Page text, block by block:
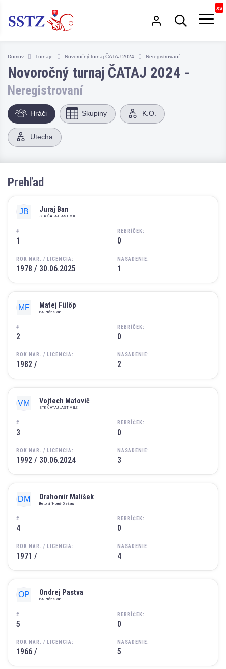
Domov Turnaje Novoročný turnaj ČATAJ 2024 Neregistrovaní
Novoročný turnaj ČATAJ 2024 -
Neregistrovaní
Hráči Skupiny K.O.
Utecha
Prehľad
#
1
Juraj Ban
STK ČATAJ LAST MILE
ROK NAR. / LICENCIA:
1978 / 30.06.2025
REBRÍČEK:
0
NASADENIE:
1
#
2
Matej Fülöp
BA Pinčes klub
ROK NAR. / LICENCIA:
1982 /
REBRÍČEK:
0
NASADENIE:
2
#
3
Vojtech Matovič
STK ČATAJ LAST MILE
ROK NAR. / LICENCIA:
1992 / 30.06.2024
REBRÍČEK:
0
NASADENIE:
3
#
4
Drahomír Malíšek
Betonári Horné Orešany
ROK NAR. / LICENCIA:
1971 /
REBRÍČEK:
0
NASADENIE:
4
#
5
Ondrej Pastva
BA Pinčes klub
ROK NAR. / LICENCIA:
1966 /
REBRÍČEK:
0
NASADENIE:
5